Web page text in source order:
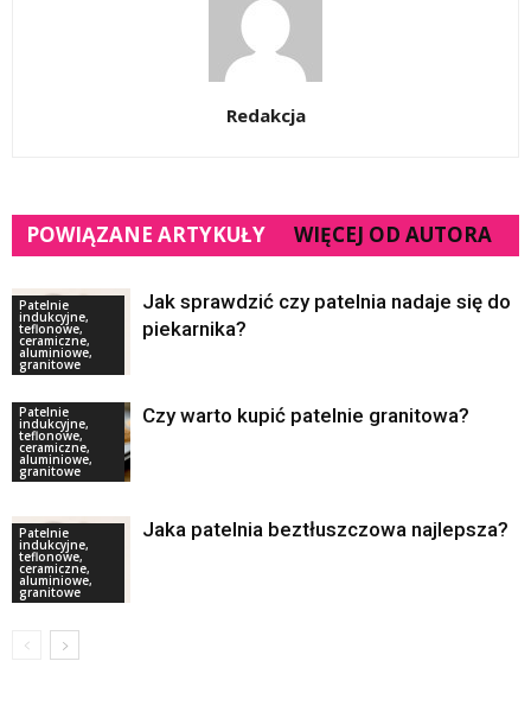
Redakcja
POWIĄZANE ARTYKUŁY WIĘCEJ OD AUTORA
Patelnie
indukcyjne,
teflonowe,
ceramiczne,
aluminiowe,
granitowe
Jak sprawdzić czy patelnia nadaje się do
piekarnika?
Patelnie
indukcyjne,
teflonowe,
ceramiczne,
aluminiowe,
granitowe
Czy warto kupić patelnie granitowa?
Patelnie
indukcyjne,
teflonowe,
ceramiczne,
aluminiowe,
granitowe
Jaka patelnia beztłuszczowa najlepsza?